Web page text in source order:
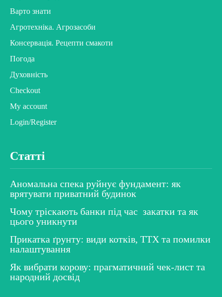
Варто знати
Агротехніка. Агрозасоби
Консервація. Рецепти смакоти
Погода
Духовність
Checkout
My account
Login/Register
Статті
Аномальна спека руйнує фундамент: як
врятувати приватний будинок
Чому тріскають банки під час закатки та як
цього уникнути
Прикатка ґрунту: види котків, ТТХ та помилки
налаштування
Як вибрати корову: прагматичний чек-лист та
народний досвід